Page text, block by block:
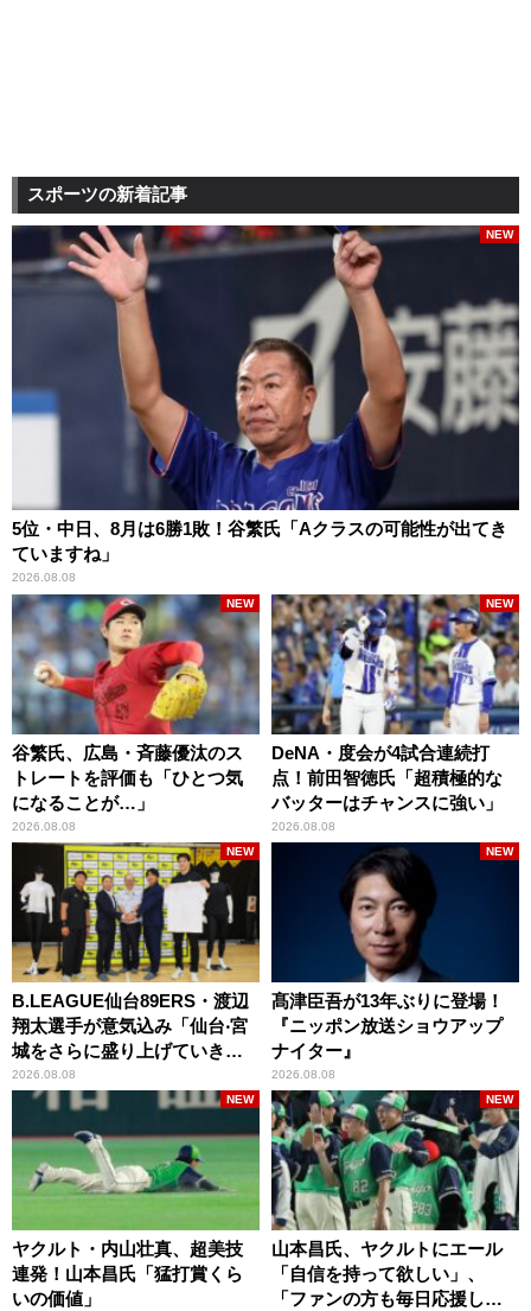
スポーツの新着記事
5位・中日、8月は6勝1敗！谷繁氏「Aクラスの可能性が出てき
ていますね」
2026.08.08
NEW
谷繁氏、広島・斉藤優汰のス
トレートを評価も「ひとつ気
になることが…」
2026.08.08
NEW
DeNA・度会が4試合連続打
点！前田智徳氏「超積極的な
バッターはチャンスに強い」
2026.08.08
NEW
B.LEAGUE仙台89ERS・渡辺
翔太選手が意気込み「仙台‧宮
城をさらに盛り上げていきた
いです」
2026.08.08
NEW
髙津臣吾が13年ぶりに登場！
『ニッポン放送ショウアップ
ナイター』
2026.08.08
NEW
ヤクルト・内山壮真、超美技
連発！山本昌氏「猛打賞くら
いの価値」
NEW
山本昌氏、ヤクルトにエール
「自信を持って欲しい」、
「ファンの方も毎日応援して
NEW